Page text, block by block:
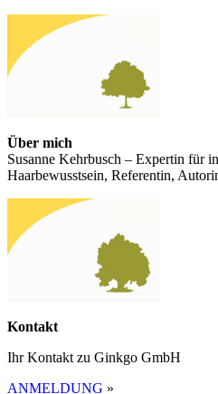
Über mich
Susanne Kehrbusch – Expertin für
Haarbewusstsein, Referentin,
Kontakt
Ihr Kontakt zu Ginkgo GmbH
ANMELDUNG »